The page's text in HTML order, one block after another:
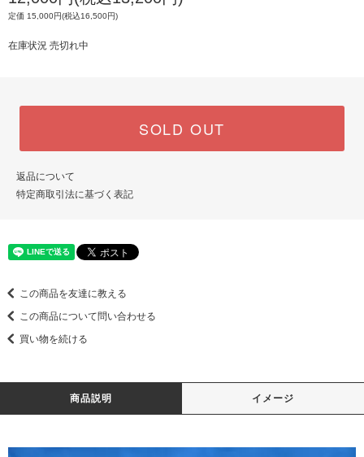
定価 15,000円(税込16,500円)
在庫状況 売切れ中
SOLD OUT
返品について
特定商取引法に基づく表記
この商品を友達に教える
この商品について問い合わせる
買い物を続ける
商品説明 イメージ